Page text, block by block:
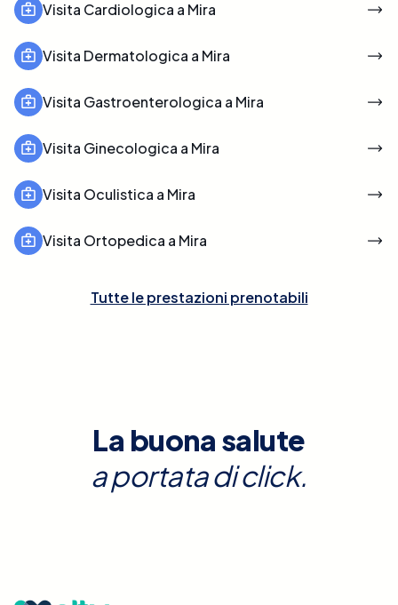
Visita Cardiologica a Mira
Visita Dermatologica a Mira
Visita Gastroenterologica a Mira
Visita Ginecologica a Mira
Visita Oculistica a Mira
Visita Ortopedica a Mira
Tutte le prestazioni prenotabili
La buona salute
a portata di click.